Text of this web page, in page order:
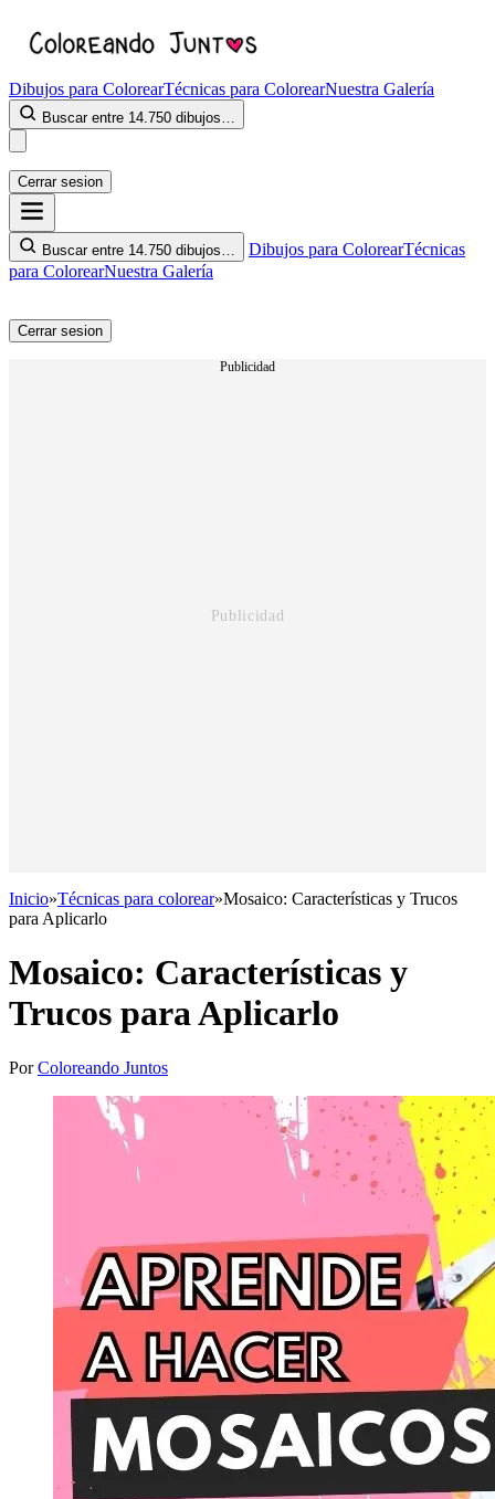
Dibujos para ColorearTécnicas para ColorearNuestra Galería
Buscar entre 14.750 dibujos…
Cerrar sesion
Buscar entre 14.750 dibujos… Dibujos para ColorearTécnicas
para ColorearNuestra Galería
Cerrar sesion
Publicidad
Inicio»Técnicas para colorear»Mosaico: Características y Trucos
para Aplicarlo
Mosaico: Características y
Trucos para Aplicarlo
PorColoreando Juntos